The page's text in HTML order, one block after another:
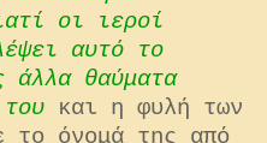
οι ιεροί
αυτό το
άλλα θαύματα
και η φυλή των
το όνομά της από